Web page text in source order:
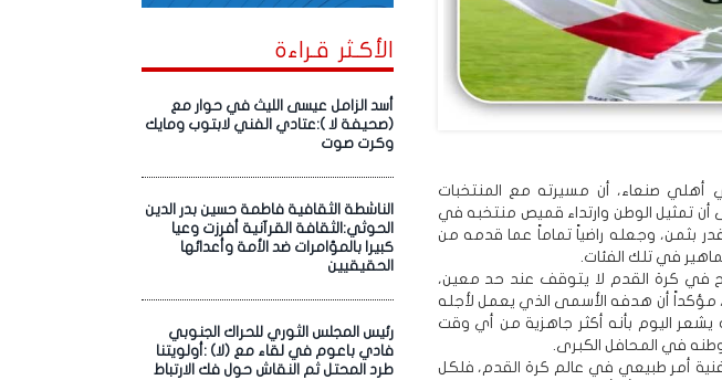
الأكـثر قـراءة
أسد الزامل عيسى الليث في حوار مع
(صحيفة لا ):عتادي الفني لابتوب ومايك
وكرت صوت
الناشطة الثقافية فاطمة حسين بدر الدين
الحوثي:الثقافة القرآنية أفرزت وعيا
كبيرا بالمؤامرات ضد الأمة وأعدائها
الحقيقيين
رئيس المجلس الثوري للحراك الجنوبي
فادي باعوم في لقاء مع (لا) :أولويتنا
طرد المحتل ثم النقاش حول فك الارتباط
أهلي صنعاء، أن مسيرته مع المنتخبات
أن تمثيل الوطن وارتداء قميص منتخبه في
بثمن، وجعله راضياً تماماً عما قدمه من
في تلك الفئات.
في كرة القدم لا يتوقف عند حد معين،
مؤكداً أن هدفه الأسمى الذي يعمل لأجله
يشعر اليوم بأنه أكثر جاهزية من أي وقت
في المحافل الكبرى.
أمر طبيعي في عالم كرة القدم، فلكل